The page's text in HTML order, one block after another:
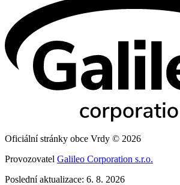
Oficiální stránky obce Vrdy © 2026
Provozovatel Galileo Corporation s.r.o.
Poslední aktualizace: 6. 8. 2026